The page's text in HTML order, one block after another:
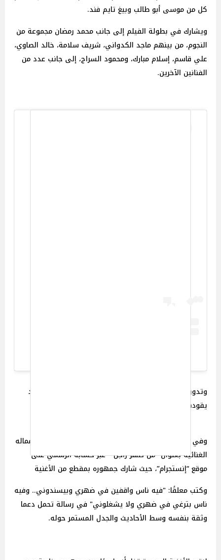
كل من موسى أبو طالب وبيغ تايم فند.
ويشارك في بطولة الفيلم إلى جانب محمد رمضان مجموعة من
النجوم، من بينهم ماجد الكدواني، شريف سلامة، خالد الصاوي،
علي قاسم، إسلام مبارك، ومحمود السراج، إلى جانب عدد من
الفنانين الآخرين.
وتدور أحداثه في فترة عصر المماليك، حول حالة من التمرد
يقودها مجموعة من العبيد.
وفي سياق متصل طرح الفنان محمد رمضان مؤخراً أحدث أعماله
الغنائية بعنوان "من ضهر راجل" عبر حسابه الرسمي على
موقع “إنستجرام”، حيث شارك جمهوره بمقطع من الأغنية
وكتب معلقًا: "فيه ناس واقفين في ضهري وبيسندوني.. وفيه
ناس بترغي في ضهري ولا يشغلوني" في رسالة تحمل دعما
وثقة بنفسه وسط الأحاديث والجدل المستمر حوله.